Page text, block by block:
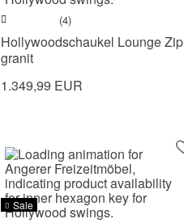
(4)
Hollywoodschaukel Lounge Zip
granit
1.349,99 EUR
Sale